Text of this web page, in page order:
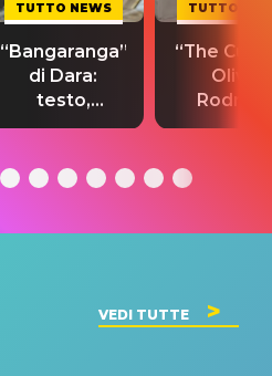
TUTTO NEWS
“Bangaranga”
di Dara:
testo,
traduzione e
del singolo
TUTTO
“The
Olivia
testo,
VEDI TUTTE